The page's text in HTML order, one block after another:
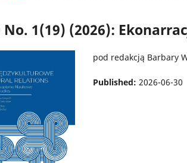
No. 1(19) (2026):
pod redakcją Barbary
Published: 2026-06-30